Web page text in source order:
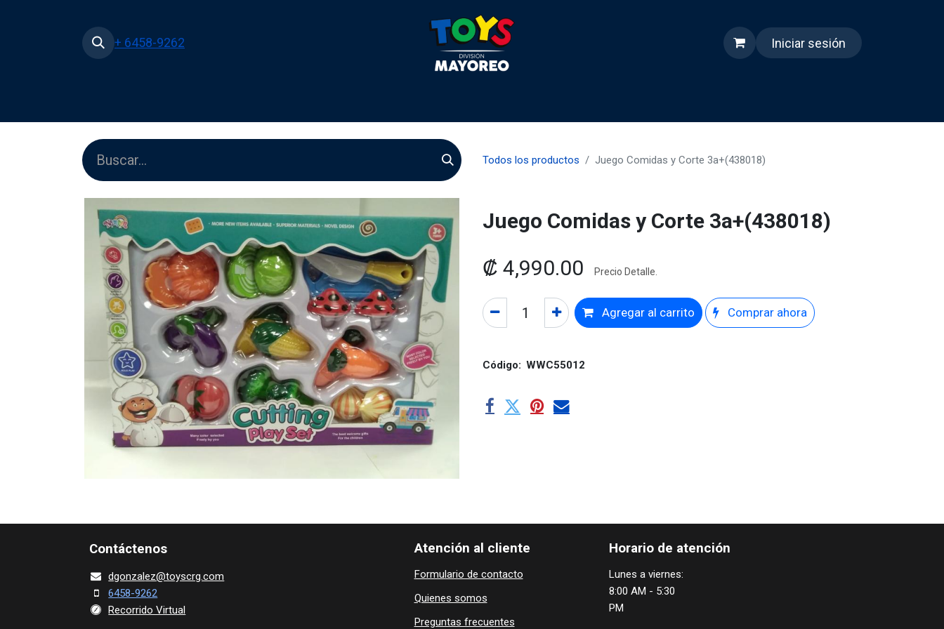
+ 6458-9262 Iniciar sesión
Todos los productos Juego Comidas y Corte 3a+(438018)
Juego Comidas y Corte 3a+(438018)
₡ 4,990.00 Precio Detalle.
Agregar al carrito Comprar ahora
Código: WWC55012
Contácte​nos
dgonza​lez@toy​scrg.c​o​m
6458-9262
Recorrido Virtual
Horario de atención
Lunes a viernes:
8:00 AM - 5:30
PM
Atención al cliente
Formulario de contacto
Quienes ​som​​​os
Preguntas frecuentes